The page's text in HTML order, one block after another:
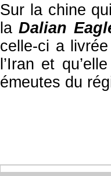
Sur la chine
laDalian
celle-ci a
l’Iran et
émeutes du